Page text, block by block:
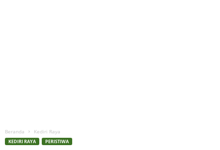
Beranda Kediri Raya
KEDIRI RAYA PERISTIWA